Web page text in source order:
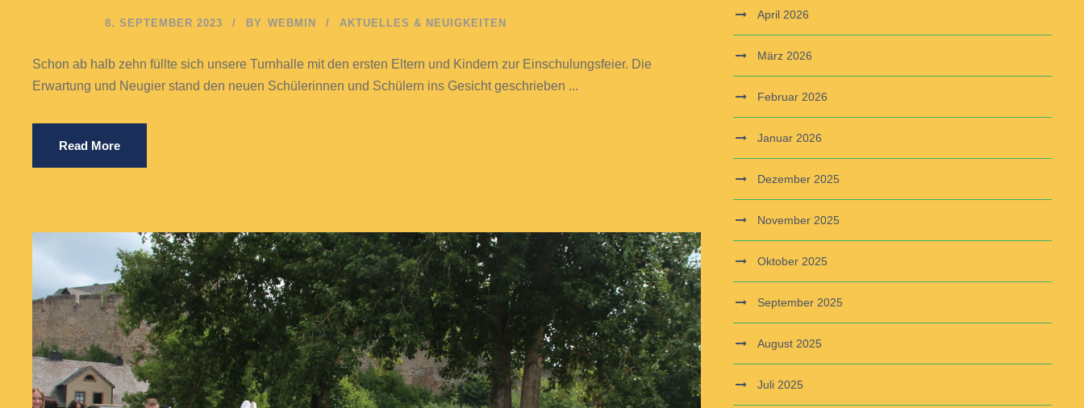
8. SEPTEMBER 2023 BY WEBMIN AKTUELLES & NEUIGKEITEN
Schon ab halb zehn füllte sich unsere Turnhalle mit den ersten Eltern und Kindern zur Einschulungsfeier. Die
Erwartung und Neugier stand den neuen Schülerinnen und Schülern ins Gesicht geschrieben ...
Read More
April 2026
März 2026
Februar 2026
Januar 2026
Dezember 2025
November 2025
Oktober 2025
September 2025
August 2025
Juli 2025